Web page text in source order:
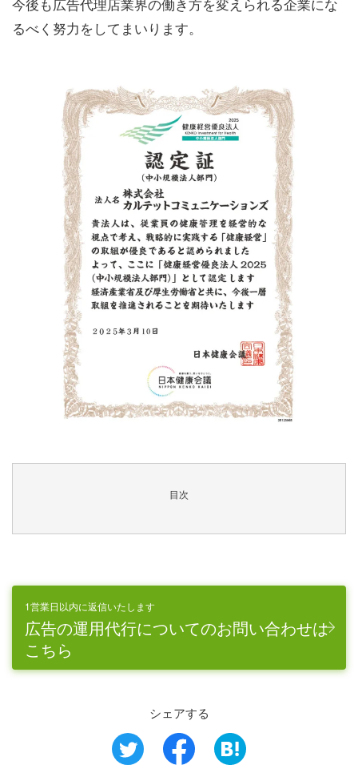
るべく努力をしてまいります。
目次
1営業日以内に返信いたします
広告の運用代行についてのお問い合わせは
こちら
シェアする